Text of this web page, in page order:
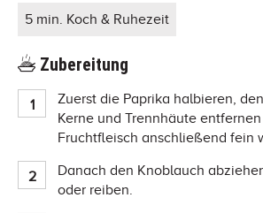
5 min. Koch & Ruhezeit
Zubereitung
Zuerst die Paprika halbieren,
Kerne und Trennhäute
Fruchtfleisch anschließend fein
Danach den Knoblauch
oder reiben.